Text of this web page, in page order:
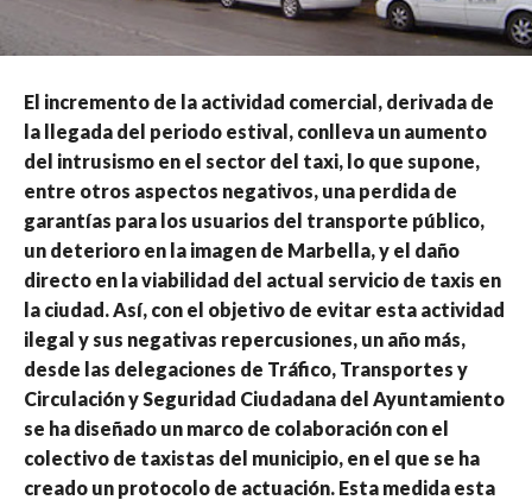
El incremento de la actividad comercial, derivada de
la llegada del periodo estival, conlleva un aumento
del intrusismo en el sector del taxi, lo que supone,
entre otros aspectos negativos, una perdida de
garantías para los usuarios del transporte público,
un deterioro en la imagen de Marbella, y el daño
directo en la viabilidad del actual servicio de taxis en
la ciudad. Así, con el objetivo de evitar esta actividad
ilegal y sus negativas repercusiones, un año más,
desde las delegaciones de Tráfico, Transportes y
Circulación y Seguridad Ciudadana del Ayuntamiento
se ha diseñado un marco de colaboración con el
colectivo de taxistas del municipio, en el que se ha
creado un protocolo de actuación. Esta medida esta